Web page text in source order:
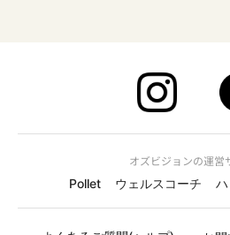
オズビジョンの運営
Pollet
ウェルスコーチ